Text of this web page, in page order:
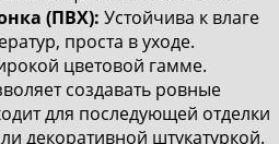
(ПВХ): Устойчива к влаге
проста в уходе.
цветовой гамме.
создавать ровные
для последующей отделки
декоративной штукатуркой.